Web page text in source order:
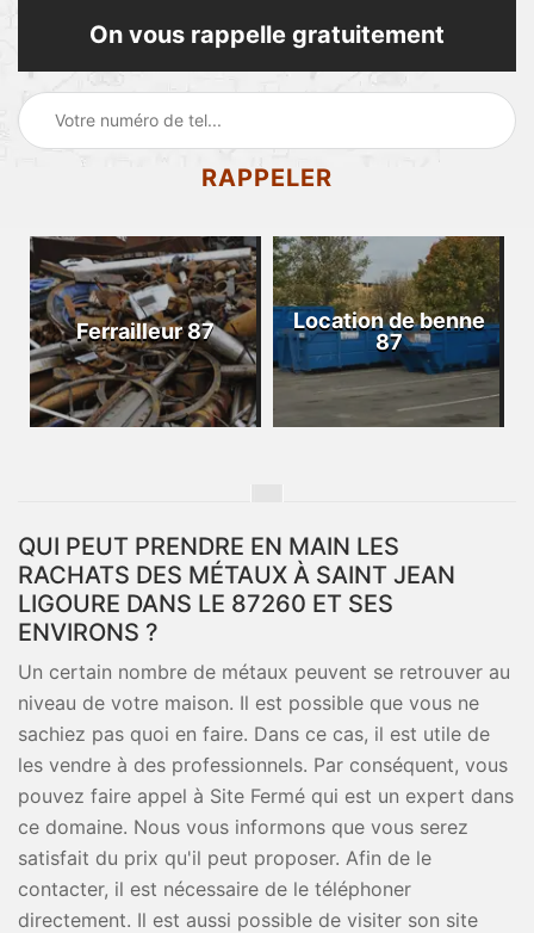
On vous rappelle gratuitement
Ferrailleur 87
Location de benne
87
QUI PEUT PRENDRE EN MAIN LES
RACHATS DES MÉTAUX À SAINT JEAN
LIGOURE DANS LE 87260 ET SES
ENVIRONS ?
Un certain nombre de métaux peuvent se retrouver au
niveau de votre maison. Il est possible que vous ne
sachiez pas quoi en faire. Dans ce cas, il est utile de
les vendre à des professionnels. Par conséquent, vous
pouvez faire appel à Site Fermé qui est un expert dans
ce domaine. Nous vous informons que vous serez
satisfait du prix qu'il peut proposer. Afin de le
contacter, il est nécessaire de le téléphoner
directement. Il est aussi possible de visiter son site